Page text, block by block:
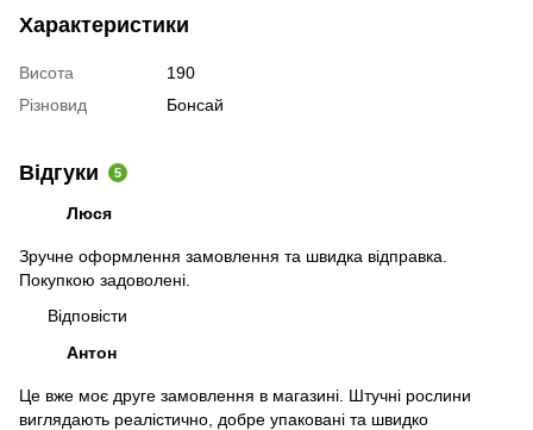
Характеристики
Висота
190
Різновид
Бонсай
Відгуки 5
Люся
Зручне оформлення замовлення та швидка відправка.
Покупкою задоволені.
Відповісти
Антон
Це вже моє друге замовлення в магазині. Штучні рослини
виглядають реалістично, добре упаковані та швидко